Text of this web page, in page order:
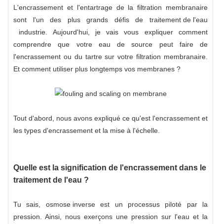
L'encrassement et l'entartrage de la filtration membranaire
sont l'un des plus grands défis de traitement de l'eau
industrie. Aujourd'hui, je vais vous expliquer comment
comprendre que votre eau de source peut faire de
l'encrassement ou du tartre sur votre filtration membranaire.
Et comment utiliser plus longtemps vos membranes ?
Tout d'abord, nous avons expliqué ce qu'est l'encrassement et
les types d'encrassement et la mise à l'échelle.
Quelle est la signification de l'encrassement dans le
traitement de l'eau ?
Tu sais, osmose inverseest un processus piloté par la
pression. Ainsi, nous exerçons une pression sur l'eau et la